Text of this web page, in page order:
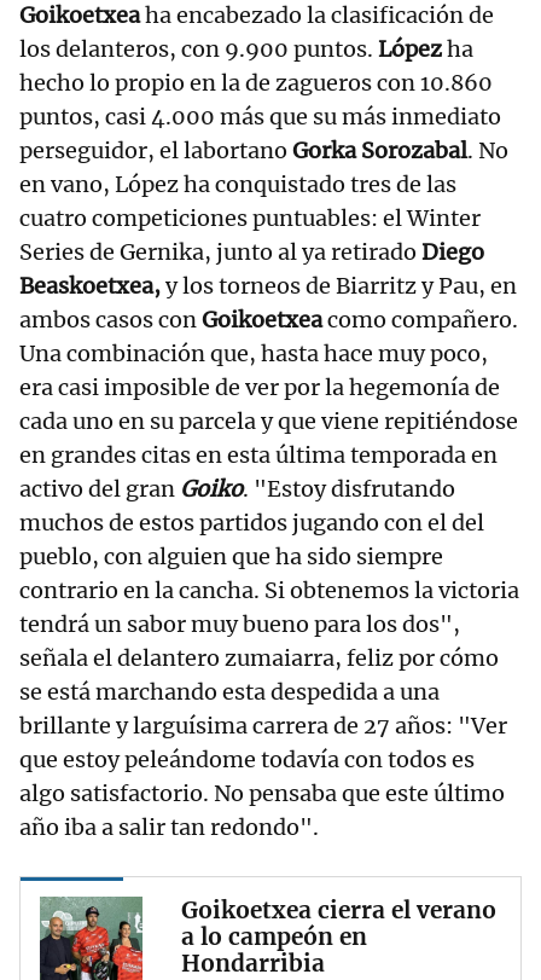
Goikoetxeaha encabezado la clasificación de
los delanteros, con 9.900 puntos. Lópezha
hecho lo propio en la de zagueros con 10.860
puntos, casi 4.000 más que su más inmediato
perseguidor, el labortano Gorka Sorozabal. No
en vano, López ha conquistado tres de las
cuatro competiciones puntuables: el Winter
Series de Gernika, junto al ya retirado Diego
Beaskoetxea,y los torneos de Biarritz y Pau, en
ambos casos conGoikoetxeacomo compañero.
Una combinación que, hasta hace muy poco,
era casi imposible de ver por la hegemonía de
cada uno en su parcela y que viene repitiéndose
en grandes citas en esta última temporada en
activo del gran Goiko. "Estoy disfrutando
muchos de estos partidos jugando con el del
pueblo, con alguien que ha sido siempre
contrario en la cancha. Si obtenemos la victoria
tendrá un sabor muy bueno para los dos",
señala el delantero zumaiarra, feliz por cómo
se está marchando esta despedida a una
brillante y larguísima carrera de 27 años: "Ver
que estoy peleándome todavía con todos es
algo satisfactorio. No pensaba que este último
año iba a salir tan redondo".
Goikoetxea cierra el verano
a lo campeón en
Hondarribia